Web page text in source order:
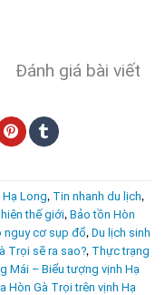
Đánh giá bài viết
Hạ Long, Tin nhanh du lịch,
thế giới, Bảo tồn Hòn
nguy cơ sụp đổ, Du lịch sinh
Trọi sẽ ra sao?, Thực trạng
Mái – Biểu tượng vịnh Hạ
Hòn Gà Trọi trên vịnh Hạ